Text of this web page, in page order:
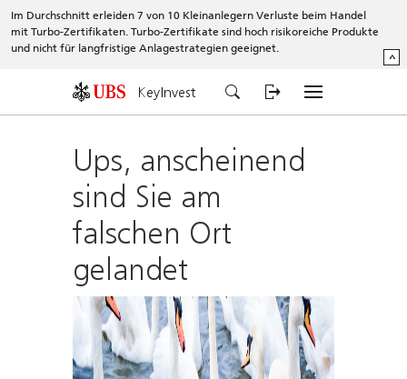
Im Durchschnitt erleiden 7 von 10 Kleinanlegern Verluste beim Handel
mit Turbo-Zertifikaten. Turbo-Zertifikate sind hoch risikoreiche Produkte
und nicht für langfristige Anlagestrategien geeignet.
^
KeyInvest
Ups, anscheinend
sind Sie am
falschen Ort
gelandet